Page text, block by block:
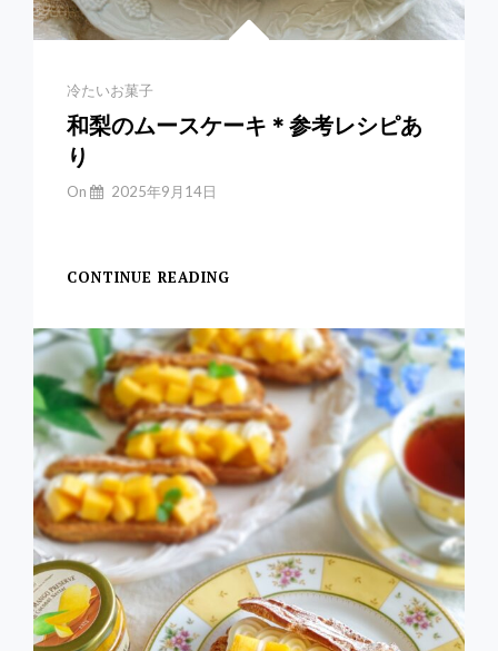
Categories
冷たいお菓子
和梨のムースケーキ＊参考レシピあ
り
By
On 2025年9月14日
CONTINUE READING
の
ム
ー
ス
ケ
ー
キ
＊
参
考
レ
シ
ピ
あ